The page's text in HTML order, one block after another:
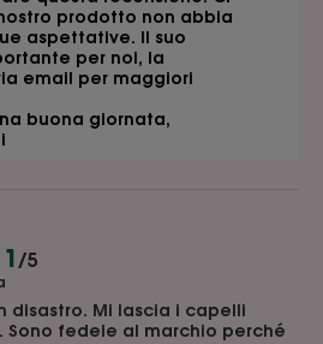
prodotto non abbia
aspettative. Il suo
per noi, la
email per maggiori
buona giornata,
1/5
disastro. Mi lascia i capelli
Sono fedele al marchio perché